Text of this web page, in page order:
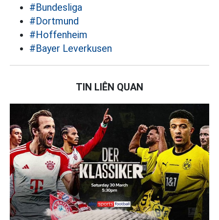
#Bundesliga
#Dortmund
#Hoffenheim
#Bayer Leverkusen
TIN LIÊN QUAN